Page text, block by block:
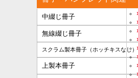
中綴じ冊子
無線綴じ冊子
スクラム製本冊子（ホッチキスなし）
上製本冊子